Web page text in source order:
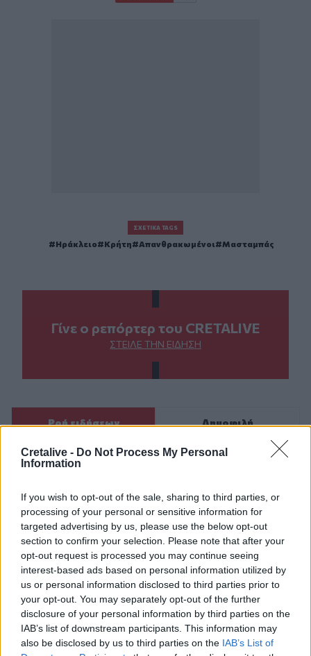
Cretalive - Do Not Process My Personal
Information
If you wish to opt-out of the sale, sharing to third parties, or
processing of your personal or sensitive information for
targeted advertising by us, please use the below opt-out
section to confirm your selection. Please note that after your
opt-out request is processed you may continue seeing
interest-based ads based on personal information utilized by
us or personal information disclosed to third parties prior to
your opt-out. You may separately opt-out of the further
disclosure of your personal information by third parties on the
IAB’s list of downstream participants. This information may
also be disclosed by us to third parties on the IAB’s List of
ΣΧΕΤΙΚΆ TAGS
Ηράκλειο Κρήτη Απανθρακωμένοι Μασταμπάς
Γίνε ο ρεπόρτερ του CRETALIVE
ΣΤΕΊΛΕ ΤΗΝ ΕΊΔΗΣΗ
Ροή ειδήσεων Δημοφιλή
15:21
15:17
Ιός Δυτικού Νείλου: Έως τον Οκτώβριο η έξαρση των
κρουσμάτων - Τα συμπτώματα που δεν πρέπει να
αγνοήσουμε
15:03
Άμεση κι αποτελεσματική επέμβαση της πυροσβεστικής
για φωτιά στα Νέα Ρούματα
14:59